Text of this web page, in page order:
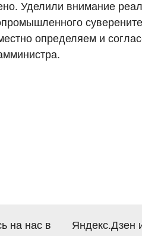
Уделили внимание
определяем и
на нас в Яндекс.Дзен